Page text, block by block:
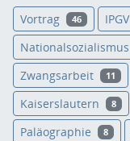
Vortrag 46 IPGV
Nationalsozialismus
Zwangsarbeit 11
Kaiserslautern 8
Paläographie 8